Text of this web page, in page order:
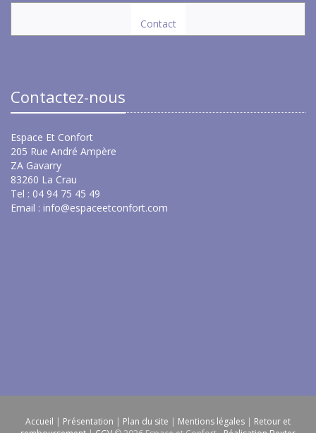
Contact
Contactez-nous
Espace Et Confort
205 Rue André Ampère
ZA Gavarry
83260 La Crau
Tel : 04 94 75 45 49
Email : info@espaceetconfort.com
Accueil | Présentation | Plan du site | Mentions légales | Retour et